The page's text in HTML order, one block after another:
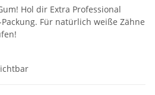
Hol dir Extra Professional
Für natürlich weiße Zähne